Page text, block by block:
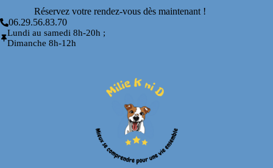
Réservez votre rendez-vous dès maintenant !
06.29.56.83.70
Lundi au samedi 8h-20h ;
Dimanche 8h-12h